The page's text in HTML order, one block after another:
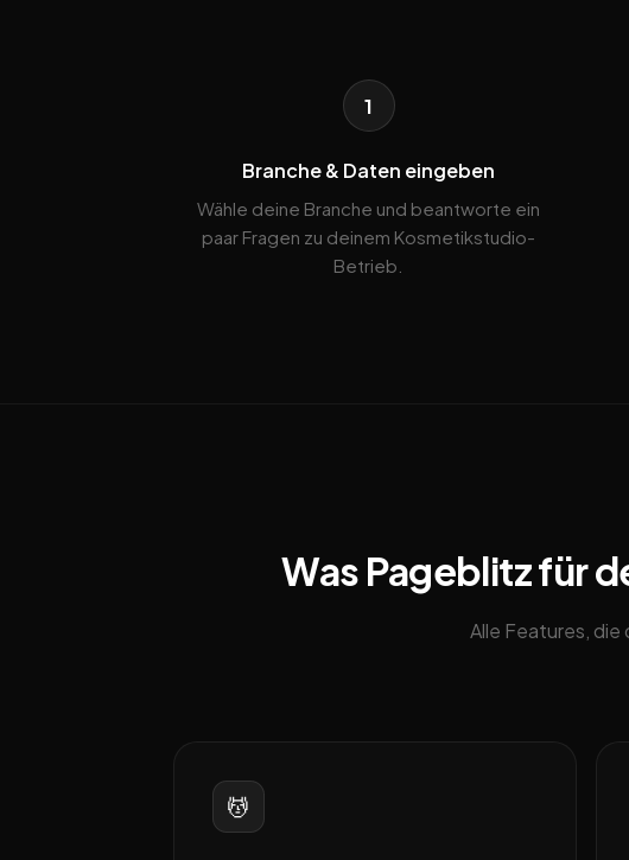
1
Branche & Daten eingeben
Wähle deine Branche und beantworte ein
paar Fragen zu deinem Kosmetikstudio-
Betrieb.
Was Pageblitz für
Alle Features,
💆